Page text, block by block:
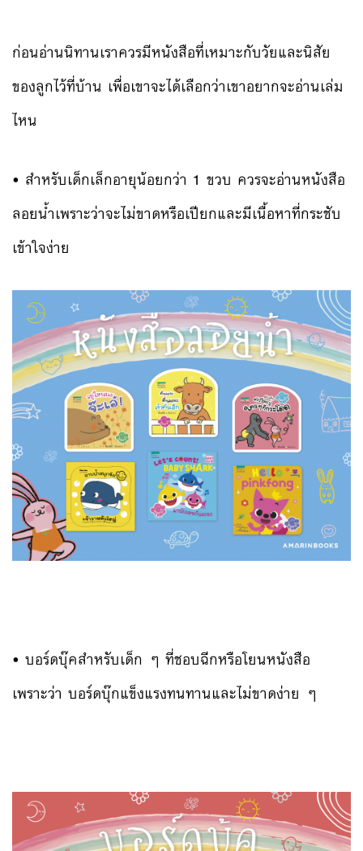
ก่อนอ่านนิทานเราควรมีหนังสือที่เหมาะกับวัยและนิสัย
ของลูกไว้ที่บ้าน เพื่อเขาจะได้เลือกว่าเขาอยากจะอ่านเล่ม
ไหน
• สำหรับเด็กเล็กอายุน้อยกว่า 1 ขวบ ควรจะอ่านหนังสือ
ลอยน้ำเพราะว่าจะไม่ขาดหรือเปียกและมีเนื้อหาที่กระชับ
เข้าใจง่าย
• บอร์ดบุ๊คสำหรับเด็ก ๆ ที่ชอบฉีกหรือโยนหนังสือ
เพราะว่า บอร์ดบุ๊กแข็งแรงทนทานและไม่ขาดง่าย ๆ